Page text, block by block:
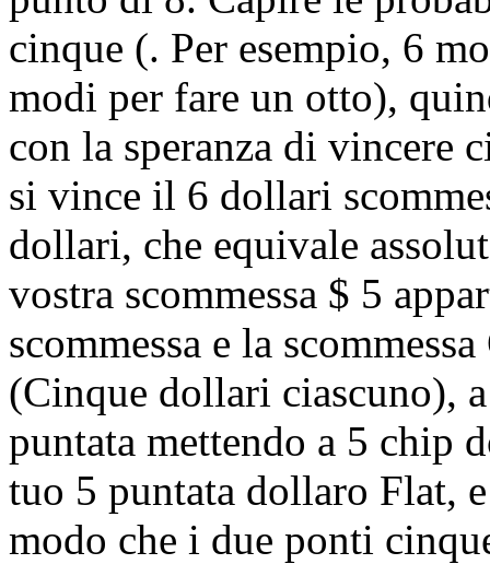
cinque (. Per esempio, 6
modi per fare un otto),
con la speranza di vincere
si vince il 6 dollari
dollari, che equivale
vostra scommessa $ 5
scommessa e la
(Cinque dollari ciascuno),
puntata mettendo a 5 chip
tuo 5 puntata dollaro Flat,
modo che i due ponti